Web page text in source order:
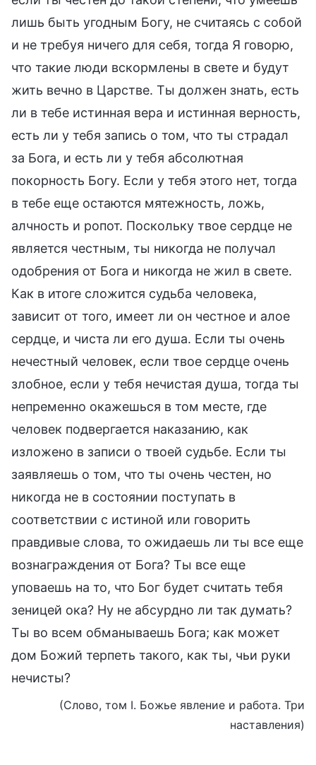
лишь быть угодным Богу, не считаясь с собой
и не требуя ничего для себя, тогда Я говорю,
что такие люди вскормлены в свете и будут
жить вечно в Царстве. Ты должен знать, есть
ли в тебе истинная вера и истинная верность,
есть ли у тебя запись о том, что ты страдал
за Бога, и есть ли у тебя абсолютная
покорность Богу. Если у тебя этого нет, тогда
в тебе еще остаются мятежность, ложь,
алчность и ропот. Поскольку твое сердце не
является честным, ты никогда не получал
одобрения от Бога и никогда не жил в свете.
Как в итоге сложится судьба человека,
зависит от того, имеет ли он честное и алое
сердце, и чиста ли его душа. Если ты очень
нечестный человек, если твое сердце очень
злобное, если у тебя нечистая душа, тогда ты
непременно окажешься в том месте, где
человек подвергается наказанию, как
изложено в записи о твоей судьбе. Если ты
заявляешь о том, что ты очень честен, но
никогда не в состоянии поступать в
соответствии с истиной или говорить
правдивые слова, то ожидаешь ли ты все еще
вознаграждения от Бога? Ты все еще
уповаешь на то, что Бог будет считать тебя
зеницей ока? Ну не абсурдно ли так думать?
Ты во всем обманываешь Бога; как может
дом Божий терпеть такого, как ты, чьи руки
нечисты?
(Слово, том I. Божье явление и работа. Три
наставления)